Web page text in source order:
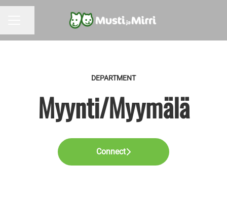
DEPARTMENT
Myynti/Myymälä
Connect